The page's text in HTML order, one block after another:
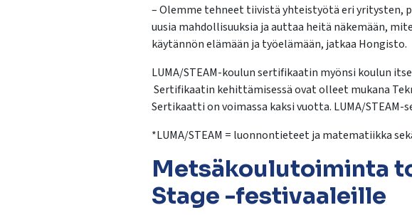
– Olemme tehneet tiivistä yhteistyötä eri yritysten,
uusia mahdollisuuksia ja auttaa heitä näkemään,
käytännön elämään ja työelämään, jatkaa Hongisto.
LUMA/STEAM-koulun sertifikaatin myönsi koulun
Sertifikaatin kehittämisessä ovat olleet mukana
Sertikaatti on voimassa kaksi vuotta. LUMA/STEAM-
*LUMA/STEAM = luonnontieteet ja matematiikka
Metsäkoulutoiminta
Stage -festivaaleille